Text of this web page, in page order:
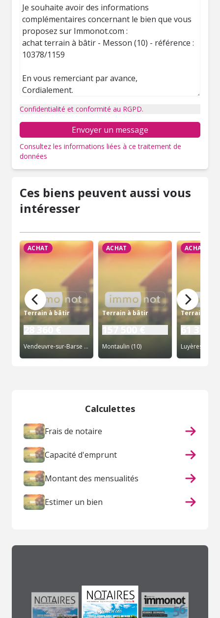
Confidentialité et conformité au RGPD.
Envoyer un message
Consultez les informations liées à ce traitement de
données
Ces biens peuvent aussi vous
intéresser
ACHAT
Terrain à bâtir
Vendeuvre-sur-Barse (10)
ACHAT
Terrain à bâtir
Montaulin (10)
ACHAT
Terrain à
Luyères (10)
Calculettes
Frais de notaire
Capacité d'emprunt
Montant des mensualités
Estimer un bien